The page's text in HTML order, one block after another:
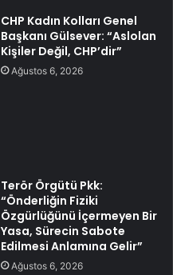
CHP Kadın Kolları Genel
Başkanı Gülsever: “Aslolan
Kişiler Değil, CHP’dir”
Ağustos 6, 2026
Terör Örgütü Pkk:
“Önderliğin Fiziki
Özgürlüğünü İçermeyen Bir
Yasa, Sürecin Sabote
Edilmesi Anlamına Gelir”
Ağustos 6, 2026